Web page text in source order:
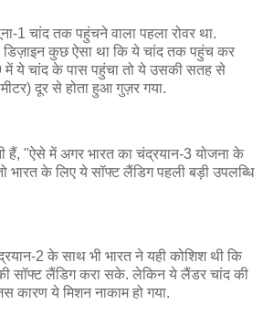
1 चांद तक पहुंचने वाला पहला रोवर था.
कुछ ऐसा था कि ये चांद तक पहुंच कर
ये चांद के पास पहुंचा तो ये उसकी सतह से
दूर से होता हुआ गुज़र गया.
हैं, "ऐसे में अगर भारत का चंद्रयान-3 योजना के
भारत के लिए ये सॉफ्ट लैंडिग पहली बड़ी उपलब्धि
2 के साथ भी भारत ने यही कोशिश थी कि
सॉफ्ट लैंडिग करा सके. लेकिन ये लैंडर चांद की
कारण ये मिशन नाकाम हो गया.